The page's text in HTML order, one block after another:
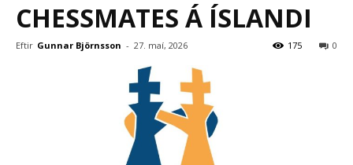
CHESSMATES Á ÍSLANDI
Eftir Gunnar Björnsson - 27. maí, 2026 0
175